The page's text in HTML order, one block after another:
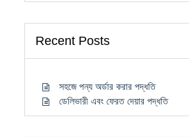
Recent Posts
সহজে পন্য অর্ডার করার পদ্ধতি
ডেলিভারী এবং ফেরত দেয়ার পদ্ধতি